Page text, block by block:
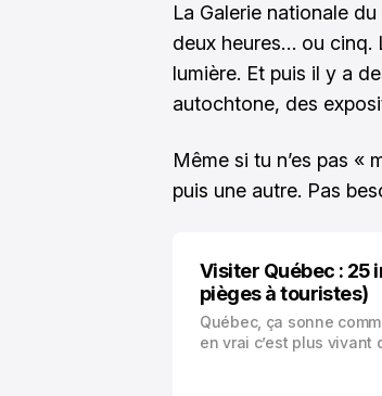
La Galerie nationale
deux heures… ou cinq.
lumière. Et puis il y a
autochtone, des
Même si tu n’es pas «
puis une autre. Pas
Visiter Québec : 25
pièges à touristes)
Québec, ça sonne
en vrai c’est plus vivant